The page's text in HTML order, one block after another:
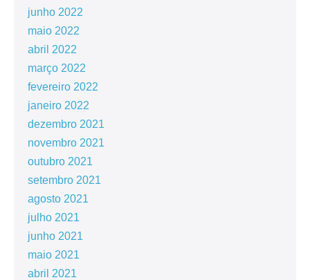
junho 2022
maio 2022
abril 2022
março 2022
fevereiro 2022
janeiro 2022
dezembro 2021
novembro 2021
outubro 2021
setembro 2021
agosto 2021
julho 2021
junho 2021
maio 2021
abril 2021